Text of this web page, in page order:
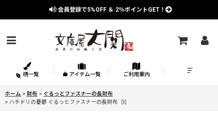
会員登録で5%OFF ＆ 2％ポイントGET！
柄一覧 アイテム一覧 ご利用案内
ホーム > 財布 > ぐるっとファスナーの長財布
> ハチドリの憂鬱 ぐるっとファスナーの長財布［t］